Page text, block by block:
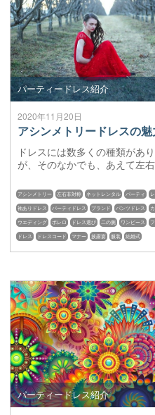
パーティードレス紹介
2020年11月20日
アシンメトリードレスの魅
ドレスには数多くの種類があ
が、そのなかでも、あえて左
アシンメトリー 左右非対称 ネットレンタル パーティ
袖ありドレス パーティドレス ブランド パンツドレス
ウエディング ボレロ ドレス選び 二の腕 ワンピース
ドレス ドレスコード マナー 披露宴 服装 結婚式
パーティードレス紹介